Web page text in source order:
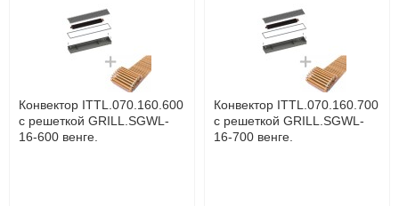
Доставка сантехники по Москве и Московской области
Наличный расчёт
Банковской картой на сайте в режиме реального
времени
Банковской картой при получении товара как при
доставке, так и самовывозом
Интернет-деньгами (Yandex-деньги, Web-money,
Qiwi-кошельки и другие).
Безналичный расчёт (возможно и с НДС)
Конвектор ITTL.070.160.600
с решеткой GRILL.SGWL-
16-600 венге.
Конвектор ITTL.070.160.700
с решеткой GRILL.SGWL-
16-700 венге.